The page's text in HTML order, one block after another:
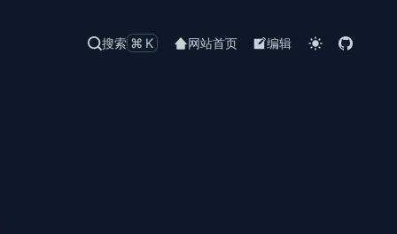
搜索 ⌘K 网站首页 编辑